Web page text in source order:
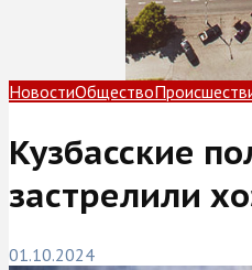
НовостиОбщество
Кузбасские
застрелили
01.10.2024